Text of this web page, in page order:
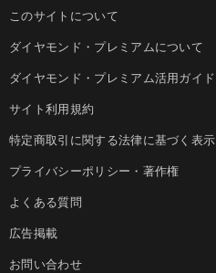
このサイトについて
ダイヤモンド・プレミアムについて
ダイヤモンド・プレミアム活用ガイド
サイト利用規約
特定商取引に関する法律に基づく表示
プライバシーポリシー・著作権
よくある質問
広告掲載
お問い合わせ